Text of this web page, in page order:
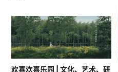
欢喜欢喜乐园 | 文化、艺术、研